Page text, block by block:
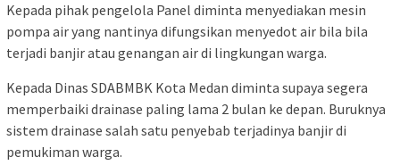
Kepada pihak pengelola Panel diminta menyediakan mesin
pompa air yang nantinya difungsikan menyedot air bila bila
terjadi banjir atau genangan air di lingkungan warga.
Kepada Dinas SDABMBK Kota Medan diminta supaya segera
memperbaiki drainase paling lama 2 bulan ke depan. Buruknya
sistem drainase salah satu penyebab terjadinya banjir di
pemukiman warga.